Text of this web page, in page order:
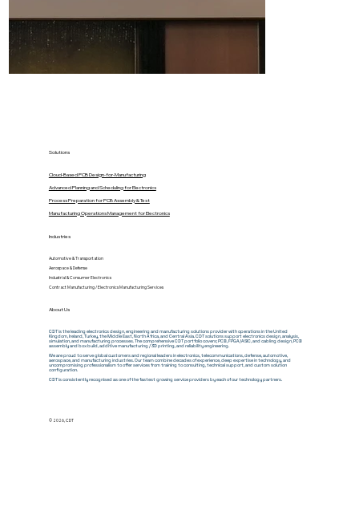
Automotive & Transportation
Aerospace & Defense
Industrial & Consumer Electronics
Contract Manufacturing / Electronics Manufacturing Services
Industries
Solutions
Cloud-Based PCB Design-for-Manufacturing
Advanced Planning and Scheduling for Electronics
Process Preparation for PCB Assembly & Test
Manufacturing Operations Management for Electronics
CDT is the leading electronics design, engineering and manufacturing solutions provider with operations in the United
Kingdom, Ireland, Turkey, the Middle East, North Africa, and Central Asia. CDT solutions support electronics design, analysis,
simulation, and manufacturing processes. The comprehensive CDT portfolio covers;PCB, FPGA/ASIC, and cabling design, PCB
assembly and box build, additive manufacturing / 3D printing, and reliability engineering.
We are proud to serve global customers and regional leaders in electronics, telecommunications, defense, automotive,
aerospace, and manufacturing industries. Our team combine decades of experience, deep expertise in technology, and
uncompromising professionalism to offer services from training to consulting, technical support, and custom solution
configuration.
CDT is consistently recognised as one of the fastest growing service providers by each of our technology partners.
About Us
© 2026, CDT